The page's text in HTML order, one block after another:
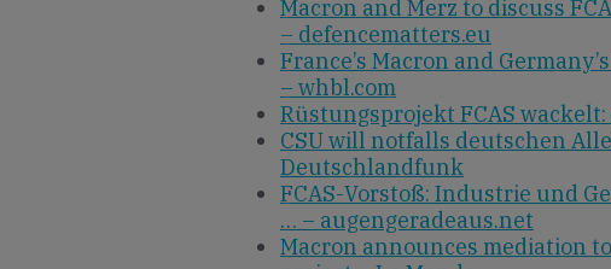
Macron and Merz to discuss
– defencematters.eu
France’s Macron and
– whbl.com
Rüstungsprojekt FCAS
CSU will notfalls deutschen
Deutschlandfunk
FCAS-Vorstoß: Industrie und
… – augengeradeaus.net
Macron announces mediation